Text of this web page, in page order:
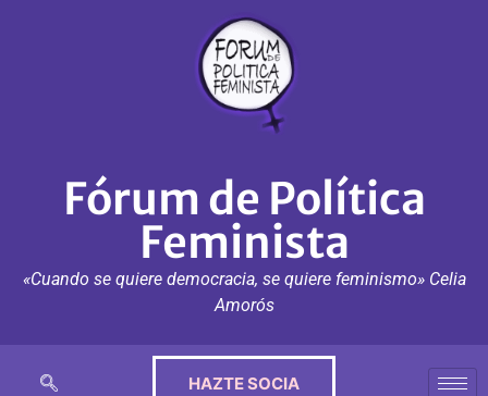
Fórum de Política
Feminista
«Cuando se quiere democracia, se quiere feminismo» Celia
Amorós
HAZTE SOCIA